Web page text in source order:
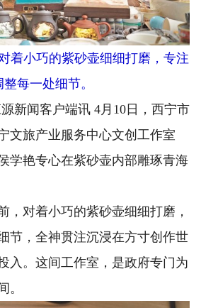
着小巧的紫砂壶细细打磨，专注
整每一处细节。
闻客户端讯 4月10日，西宁市
文旅产业服务中心文创工作室
学艳专心在紫砂壶内部雕琢青海
对着小巧的紫砂壶细细打磨，
节，全神贯注沉浸在方寸创作世
入。这间工作室，是政府专门为
。